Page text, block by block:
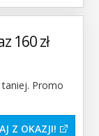
160 zł
taniej. Promo
Z OKAZJI